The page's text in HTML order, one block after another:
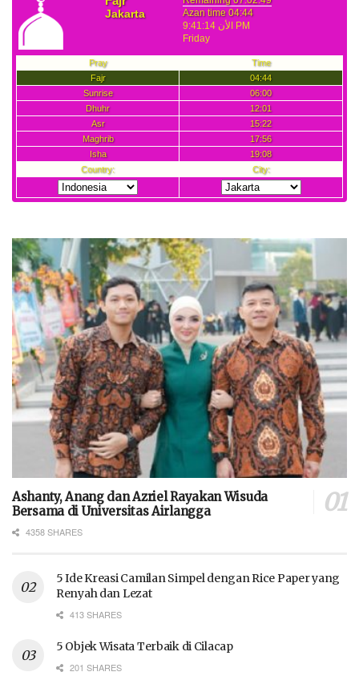
Ashanty, Anang dan Azriel Rayakan Wisuda
Bersama di Universitas Airlangga
4358 SHARES
5 Ide Kreasi Camilan Simpel dengan Rice Paper yang
Renyah dan Lezat
413 SHARES
5 Objek Wisata Terbaik di Cilacap
201 SHARES